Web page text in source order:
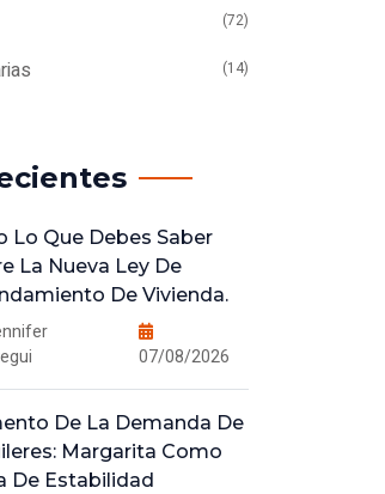
(72)
(14)
Lo Que Debes Saber
La Nueva Ley De
De Vivienda.
07/08/2026
De La Demanda De
Margarita Como
De Estabilidad